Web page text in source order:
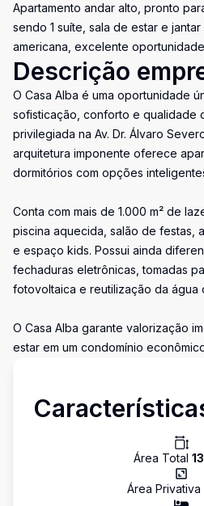
Apartamento andar alto, pronto
sendo 1 suíte, sala de estar e
americana, excelente
Descrição
O Casa Alba é uma oportunidade
sofisticação, conforto e qualidade
privilegiada na Av. Dr. Álvaro
arquitetura imponente oferece
dormitórios com opções
Conta com mais de 1.000 m² de
piscina aquecida, salão de festas,
e espaço kids. Possui ainda
fechaduras eletrônicas, tomadas
fotovoltaica e reutilização da água
O Casa Alba garante valorização
estar em um condomínio
Área Total
Área Privativa